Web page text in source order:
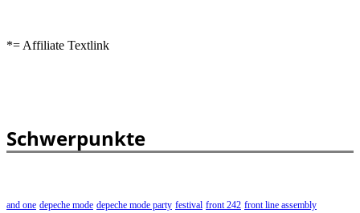
*= Affiliate Textlink
Schwerpunkte
and one depeche mode depeche mode party festival front 242 front line assembly